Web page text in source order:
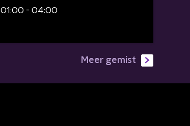
01:00 - 04:00
Meer gemist